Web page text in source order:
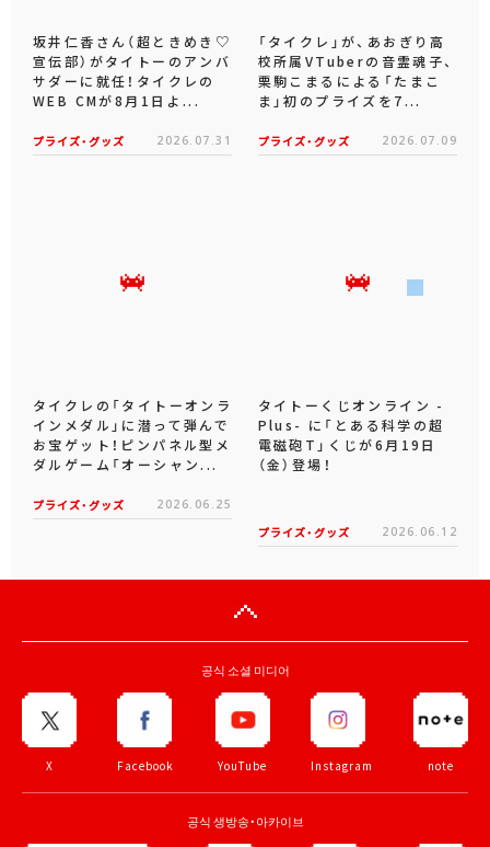
坂井仁香さん（超ときめき♡
宣伝部）がタイトーのアンバ
サダーに就任！タイクレの
WEB CMが8月1日よ...
プライズ・グッズ 2026.07.31
「タイクレ」が、あおぎり高
校所属VTuberの音霊魂子、
栗駒こまるによる「たまこ
ま」初のプライズを7...
プライズ・グッズ 2026.07.09
タイクレの「タイトーオンラ
インメダル」に潜って弾んで
お宝ゲット！ピンパネル型メ
ダルゲーム「オーシャン...
プライズ・グッズ 2026.06.25
タイトーくじオンライン -
Plus- に「とある科学の超
電磁砲T」くじが6月19日
（金）登場！
プライズ・グッズ 2026.06.12
공식 소셜 미디어
X Facebook YouTube Instagram note
공식 생방송・아카이브